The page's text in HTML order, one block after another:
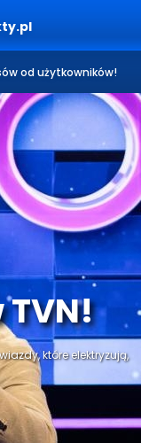
od użytkowników!
TVN!
które elektryzują,